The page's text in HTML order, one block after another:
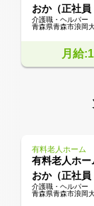
おか（正社員
介護職・ヘルパー
青森県青森市浪岡
月給
有料老人ホーム
有料老人ホ
おか（正社員
介護職・ヘルパー
青森県青森市浪岡